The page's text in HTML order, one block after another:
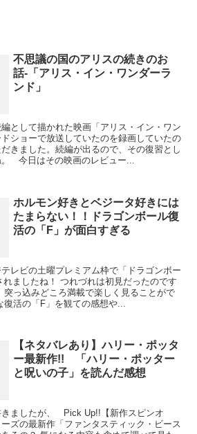
不思議の国のアリスの続きのお
話-「アリス・イン・ワンダーラ
ンド」
として描かれた映画「アリス・イン・ワン
ショーで放送していたのを録画していたの
きました。続編が出るので、その復習とし
。 今日はその映画のレビュー...
ホルモン好きとベジータ好きには
たまらない！！ドラゴンボール復
活の「F」が面白すぎる
レビの土曜プレミアム枠で「ドラゴンボー
ましたね！ つれづれは初見だったのです
突っ込みどころ満載で楽しく見ることがで
活の「F」を観ての感想や...
【ネタバレあり】ハリー・ポッタ
ー最新作!! 「ハリー・ポッター
と呪いの子」を読んだ感想
きましたが、 Pick Up!!【新作スピンオ
ズの最新作「ファンタスティック・ビース